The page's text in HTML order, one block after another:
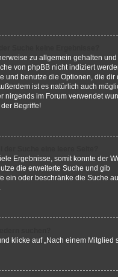
zu allgemein gehalten und
von phpBB nicht indiziert
und benutze die Optionen, die dir
ist es natürlich auch
nirgends im Forum verwendet
Begriffe!
Ergebnisse, somit konnte der
die erweiterte Suche und gib
ein oder beschränke die Suche
klicke auf „Nach einem Mitglied